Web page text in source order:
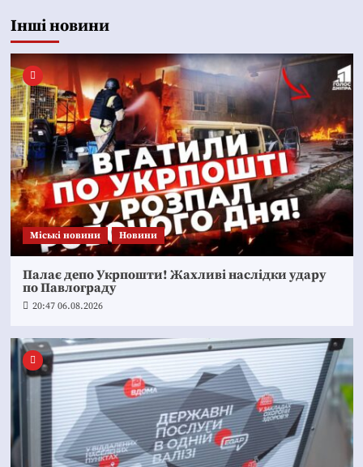
Інші новини
Mіські новини Новини
Палає депо Укрпошти! Жахливі наслідки удару
по Павлограду
20:47 06.08.2026